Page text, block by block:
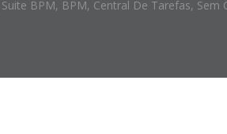
Suite BPM, BPM, Central De Tarefas, Sem